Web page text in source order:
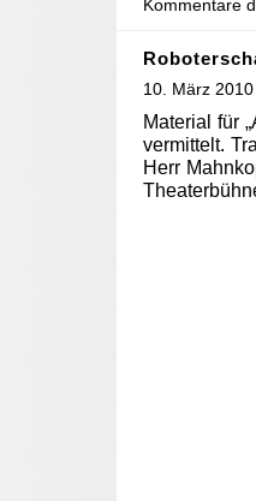
Kommentare
10. März 2010
Material für
vermittelt.
Herr